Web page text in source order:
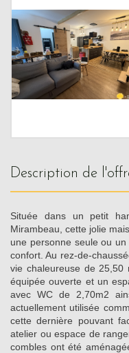
description de
Située dans un petit
Mirambeau, cette jolie
une personne seule ou
confort. Au rez-de-
vie chaleureuse de 25,50
équipée ouverte et un
avec WC de 2,70m2
actuellement utilisée
cette dernière pouvant
atelier ou espace de
combles ont été